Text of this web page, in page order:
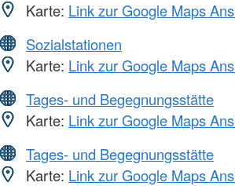
Karte: Link zur Google Maps
Sozialstationen
Karte: Link zur Google Maps
Tages- und Begegnungsstätte
Karte: Link zur Google Maps
Tages- und Begegnungsstätte
Karte: Link zur Google Maps